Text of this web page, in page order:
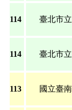
114 臺北市
114 臺北市
113 國立臺